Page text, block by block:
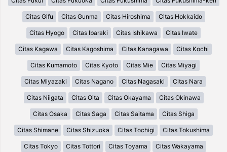
Citas Gifu Citas Gunma Citas Hiroshima Citas Hokkaido
Citas Hyogo Citas Ibaraki Citas Ishikawa Citas Iwate
Citas Kagawa Citas Kagoshima Citas Kanagawa Citas Kochi
Citas Kumamoto Citas Kyoto Citas Mie Citas Miyagi
Citas Miyazaki Citas Nagano Citas Nagasaki Citas Nara
Citas Niigata Citas Oita Citas Okayama Citas Okinawa
Citas Osaka Citas Saga Citas Saitama Citas Shiga
Citas Shimane Citas Shizuoka Citas Tochigi Citas Tokushima
Citas Tokyo Citas Tottori Citas Toyama Citas Wakayama